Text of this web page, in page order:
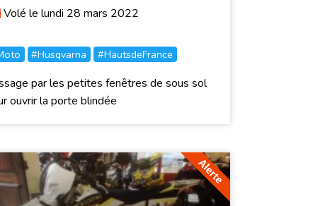
Volé le lundi 28 mars 2022
#Husqvarna #HautsdeFrance
par les petites fenêtres de sous sol
ouvrir la porte blindée